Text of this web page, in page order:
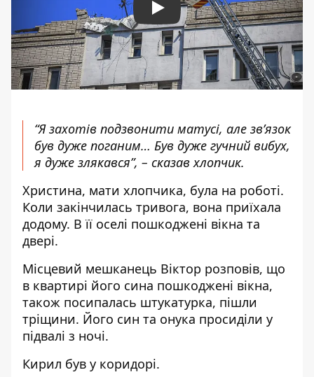
Play
“Я захотів подзвонити матусі, але зв’язок
був дуже поганим… Був дуже гучний вибух,
я дуже злякався”, – сказав хлопчик.
Христина, мати хлопчика, була на роботі.
Коли закінчилась тривога, вона приїхала
додому. В її оселі пошкоджені вікна та
двері.
Місцевий мешканець Віктор розповів, що
в квартирі його сина пошкоджені вікна,
також посипалась штукатурка, пішли
тріщини. Його син та онука просиділи у
підвалі з ночі.
Кирил був у коридорі.